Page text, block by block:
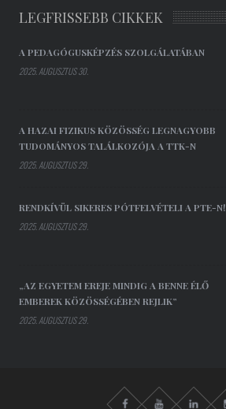
LEGFRISSEBB CIKKEK
A PEDAGÓGUSKÉPZÉS SZOLGÁLATÁBAN
2025. AUGUSZTUS 30.
A HAZAI FIZIKUS KÖZÖSSÉG LEGNAGYOBB
TUDOMÁNYOS TALÁLKOZÓJA A TTK-N
2025. AUGUSZTUS 29.
RENDKÍVÜL SIKERES PÓTFELVÉTELI A PTE-N!
2025. AUGUSZTUS 29.
„AZ EGYETEM EREJE MINDIG A BENNE ÉLŐ
EMBEREK KÖZÖSSÉGÉBEN REJLIK”
2025. AUGUSZTUS 29.